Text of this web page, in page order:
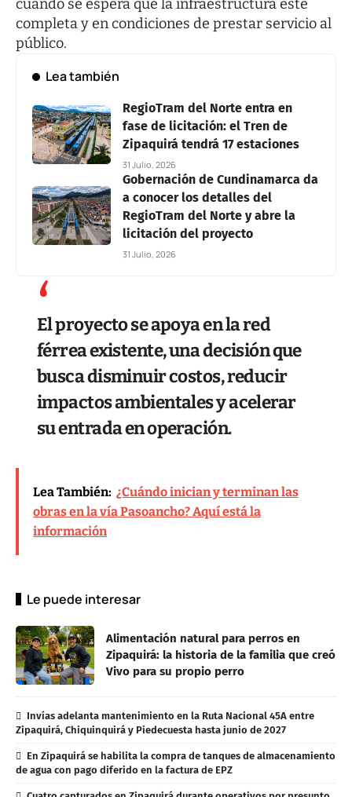
cuando se espera que la infraestructura esté
completa y en condiciones de prestar servicio al
público.
Lea también
RegioTram del Norte entra en
fase de licitación: el Tren de
Zipaquirá tendrá 17 estaciones
31 Julio, 2026
Gobernación de Cundinamarca da
a conocer los detalles del
RegioTram del Norte y abre la
licitación del proyecto
31 Julio, 2026
El proyecto se apoya en la red
férrea existente, una decisión que
busca disminuir costos, reducir
impactos ambientales y acelerar
su entrada en operación.
Lea También: ¿Cuándo inician y terminan las
obras en la vía Pasoancho? Aquí está la
información
Le puede interesar
Alimentación natural para perros en
Zipaquirá: la historia de la familia que creó
Vivo para su propio perro
Invías adelanta mantenimiento en la Ruta Nacional 45A entre
Zipaquirá, Chiquinquirá y Piedecuesta hasta junio de 2027
En Zipaquirá se habilita la compra de tanques de almacenamiento
de agua con pago diferido en la factura de EPZ